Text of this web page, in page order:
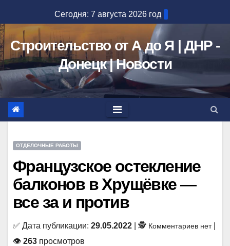
к
содержимому
Сегодня: 7 августа 2026 год
Строительство от А до Я | ДНР -
Донецк | Новости
ОТДЕЛОЧНЫЕ РАБОТЫ
Французское остекление
балконов в Хрущёвке —
все за и против
✅ Дата публикации: 29.05.2022 | 🕵 Комментариев нет|
👁 263 просмотров